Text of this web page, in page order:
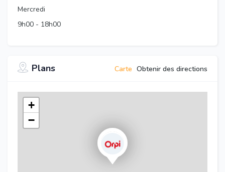
Mercredi
9h00 - 18h00
Plans Carte Obtenir des directions
+
−